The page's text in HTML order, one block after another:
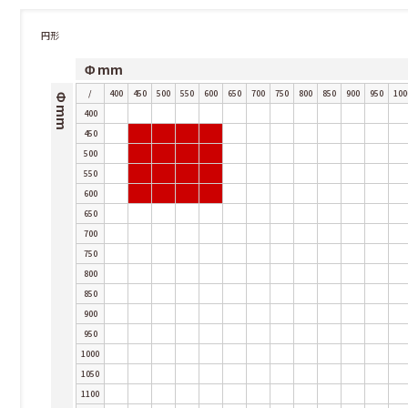
円形
Φ mm
Φ mm / 400 450 500 550 600 650 700 750 800 850 900 950
400
450
500
550
600
650
700
750
800
850
900
950
1000
1050
1100